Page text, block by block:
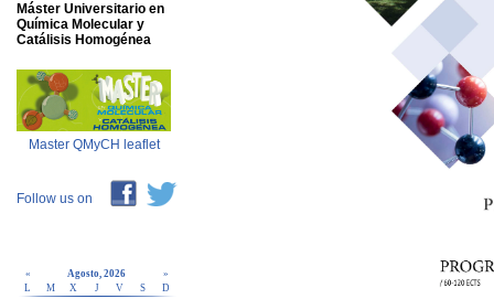
Máster Universitario en
Química Molecular y
Catálisis Homogénea
Master QMyCH leaflet
Follow us on
« Agosto, 2026
»
L
M X J V S
D